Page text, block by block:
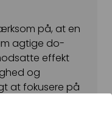
på, at en
agtige do-
effekt
og
at fokusere på
emne eller